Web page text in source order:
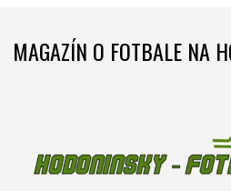
MAGAZÍN O FOTBALE NA